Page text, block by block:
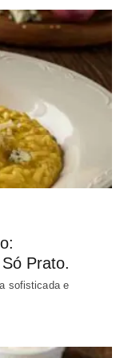
Prato.
sofisticada e